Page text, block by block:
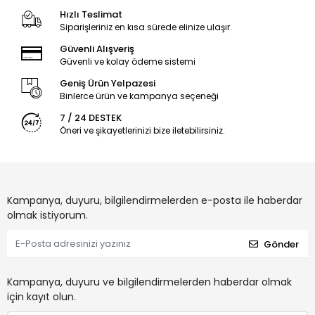
Hızlı Teslimat
Siparişleriniz en kısa sürede elinize ulaşır.
Güvenli Alışveriş
Güvenli ve kolay ödeme sistemi
Geniş Ürün Yelpazesi
Binlerce ürün ve kampanya seçeneği
7 / 24 DESTEK
Öneri ve şikayetlerinizi bize iletebilirsiniz.
Kampanya, duyuru, bilgilendirmelerden e-posta ile haberdar
olmak istiyorum.
Gönder
Kampanya, duyuru ve bilgilendirmelerden haberdar olmak
için kayıt olun.